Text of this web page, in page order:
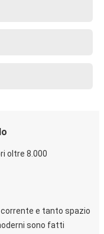
oltre 8.000
e tanto spazio
sono fatti